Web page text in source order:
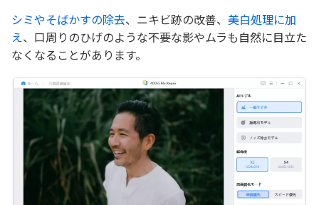
シミやそばかすの除去、ニキビ跡の改善、 美白処理に加
え、口周りのひげのような不要な影やムラも自然に目立た
なくなることがあります。